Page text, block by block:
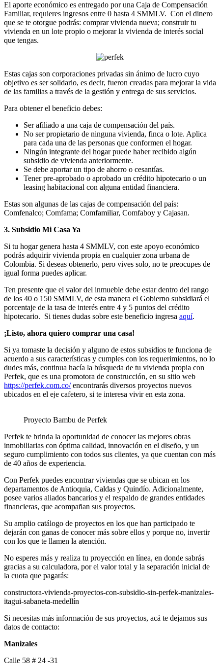
El aporte económico es entregado por una Caja de Compensación
Familiar, requieres ingresos entre 0 hasta 4 SMMLV. Con el dinero
que se te otorgue podrás: comprar vivienda nueva; construir tu
vivienda en un lote propio o mejorar la vivienda de interés social
que tengas.
Estas cajas son corporaciones privadas sin ánimo de lucro cuyo
objetivo es ser solidario, es decir, fueron creadas para mejorar la vida
de las familias a través de la gestión y entrega de sus servicios.
Para obtener el beneficio debes:
Ser afiliado a una caja de compensación del país.
No ser propietario de ninguna vivienda, finca o lote. Aplica
para cada una de las personas que conformen el hogar.
Ningún integrante del hogar puede haber recibido algún
subsidio de vivienda anteriormente.
Se debe aportar un tipo de ahorro o cesantías.
Tener pre-aprobado o aprobado un crédito hipotecario o un
leasing habitacional con alguna entidad financiera.
Estas son algunas de las cajas de compensación del país:
Comfenalco; Comfama; Comfamiliar, Comfaboy y Cajasan.
3. Subsidio Mi Casa Ya
Si tu hogar genera hasta 4 SMMLV, con este apoyo económico
podrás adquirir vivienda propia en cualquier zona urbana de
Colombia. Si deseas obtenerlo, pero vives solo, no te preocupes de
igual forma puedes aplicar.
Ten presente que el valor del inmueble debe estar dentro del rango
de los 40 o 150 SMMLV, de esta manera el Gobierno subsidiará el
porcentaje de la tasa de interés entre 4 y 5 puntos del crédito
hipotecario. Si tienes dudas sobre este beneficio ingresa aquí.
¡Listo, ahora quiero comprar una casa!
Si ya tomaste la decisión y alguno de estos subsidios te funciona de
acuerdo a sus características y cumples con los requerimientos, no lo
dudes más, continua hacía la búsqueda de tu vivienda propia con
Perfek, que es una promotora de construcción, en su sitio web
https://perfek.com.co/encontrarás diversos proyectos nuevos
ubicados en el eje cafetero, si te interesa vivir en esta zona.
Proyecto Bambu de Perfek
Perfek te brinda la oportunidad de conocer las mejores obras
inmobiliarias con óptima calidad, innovación en el diseño, y un
seguro cumplimiento con todos sus clientes, ya que cuentan con más
de 40 años de experiencia.
Con Perfek puedes encontrar viviendas que se ubican en los
departamentos de Antioquia, Caldas y Quindío. Adicionalmente,
posee varios aliados bancarios y el respaldo de grandes entidades
financieras, que acompañan sus proyectos.
Su amplio catálogo de proyectos en los que han participado te
dejarán con ganas de conocer más sobre ellos y porque no, invertir
con los que te llamen la atención.
No esperes más y realiza tu proyección en línea, en donde sabrás
gracias a su calculadora, por el valor total y la separación inicial de
la cuota que pagarás:
constructora-vivienda-proyectos-con-subsidio-sin-perfek-manizales-
itagui-sabaneta-medellín
Si necesitas más información de sus proyectos, acá te dejamos sus
datos de contacto:
Manizales
Calle 58 # 24 -31